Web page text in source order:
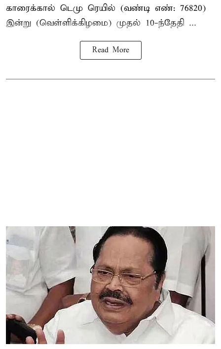
காரைக்கால் டெமு ரெயில் (வண்டி எண்: 76820)
இன்று (வெள்ளிக்கிழமை) முதல் 10-ந்தேதி ...
Read More